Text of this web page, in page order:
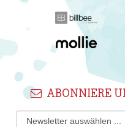
ABONNIERE